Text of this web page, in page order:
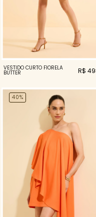
VESTIDO CURTO FIORELA
BUTTER R$
40%